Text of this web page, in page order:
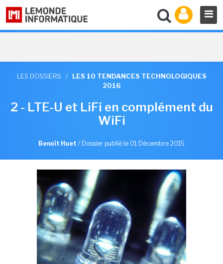
LES DOSSIERS /
LES 10 TENDANCES TECHNOLOGIQUES
2016
2 - LTE-U et LiFi en complément du
WiFi
Benoît Huet / Dossier publié le 01 Décembre 2015